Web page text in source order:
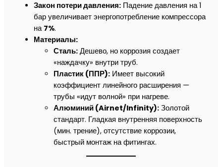
Закон потери давления: Падение давления на 1
бар увеличивает энергопотребление компрессора
на 7%.
Материалы:
Сталь: Дешево, но коррозия создает
«наждачку» внутри труб.
Пластик (ППР): Имеет высокий
коэффициент линейного расширения —
трубы «идут волной» при нагреве.
Алюминий (Airnet/Infinity): Золотой
стандарт. Гладкая внутренняя поверхность
(мин. трение), отсутствие коррозии,
быстрый монтаж на фитингах.